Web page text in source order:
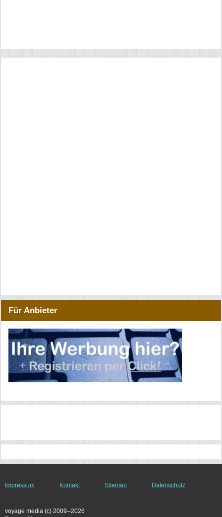
Für Anbieter
Impressum Kontakt Sitemap Datenschutz
voyage media (c) 2009--2026